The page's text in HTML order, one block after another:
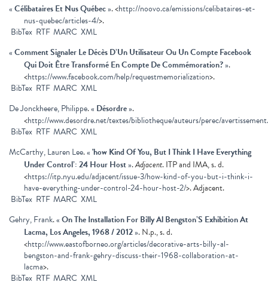
«Célibataires Et Nus Québec». <http://noovo.ca/emissions/celibataires-et-
nus-quebec/articles-4/>.
BibTex RTF MARC XML
«Comment Signaler Le Décès D’Un Utilisateur Ou Un Compte Facebook
Qui Doit Être Transformé En Compte De Commémoration?».
<https://www.facebook.com/help/requestmemorialization>.
BibTex RTF MARC XML
De Jonckheere, Philippe.« Désordre».
<http://www.desordre.net/textes/bibliotheque/auteurs/perec/
BibTex RTF MARC XML
McCarthy, Lauren Lee.«'how Kind Of You, But I Think I Have Everything
Under Control’: 24 Hour Host».Adjacent. ITP and IMA, s. d.
<https://itp.nyu.edu/adjacent/issue-3/how-kind-of-you-but-i-think-i-
have-everything-under-control-24-hour-host-2/>. Adjacent.
BibTex RTF MARC XML
Gehry, Frank.«On The Installation For Billy Al Bengston’S Exhibition At
Lacma, Los Angeles, 1968 / 2012». N.p., s. d.
<http://www.eastofborneo.org/articles/decorative-arts-billy-al-
bengston-and-frank-gehry-discuss-their-1968-collaboration-at-
lacma>.
BibTex RTF MARC XML